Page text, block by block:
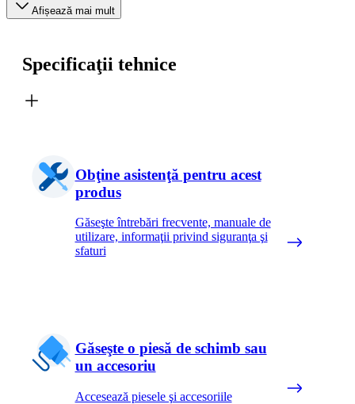
Afișează mai mult
Specificaţii tehnice
Obţine asistenţă pentru acest
produs
Găseşte întrebări frecvente, manuale de
utilizare, informaţii privind siguranţa şi
sfaturi
Găseşte o piesă de schimb sau
un accesoriu
Accesează piesele şi accesoriile